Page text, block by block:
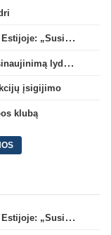
L. Artimavičius po U15 rinktinės išbandymų Estijoje: „Susikūrėme momentus, deja, nepavyko pasižymėti“
Moterų A lygos 15 turo apžvalga: sezono atsinaujinimą lydėjo žalgiriečių pergalės
įsigijimo
klubą
L. Artimavičius po U15 rinktinės išbandymų Estijoje: „Susikūrėme momentus, deja, nepavyko pasižymėti“